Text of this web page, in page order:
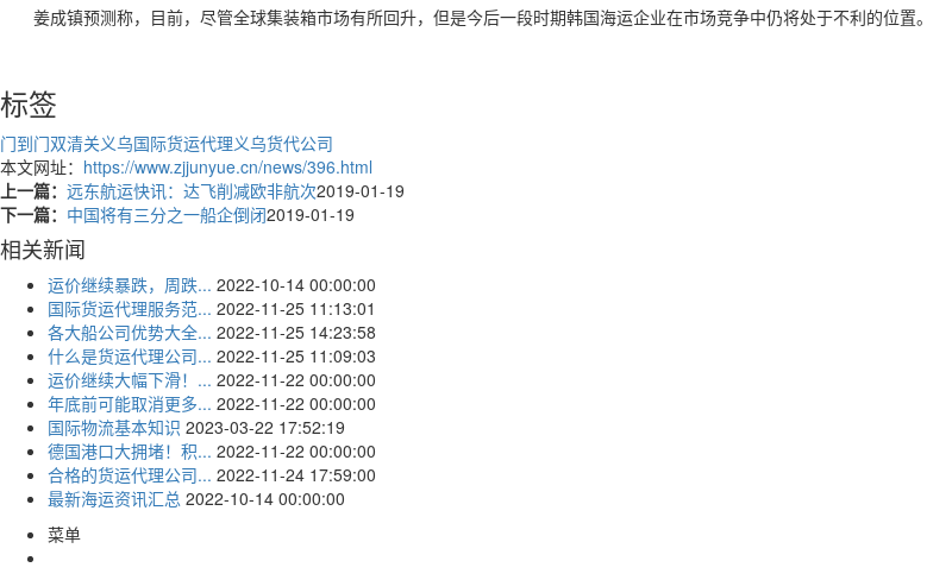
姜成镇预测称，目前，尽管全球集装箱市场有所回升，但是今后一段时期韩国海运企业在市场竞争中仍将处于不利的位置。
标签
门到门双清关义乌国际货运代理义乌货代公司
本文网址： https://www.zjjunyue.cn/news/396.html
上一篇： 远东航运快讯：达飞削减欧非航次2019-01-19
下一篇： 中国将有三分之一船企倒闭2019-01-19
相关新闻
运价继续暴跌，周跌... 2022-10-14 00:00:00
国际货运代理服务范... 2022-11-25 11:13:01
各大船公司优势大全... 2022-11-25 14:23:58
什么是货运代理公司... 2022-11-25 11:09:03
运价继续大幅下滑！... 2022-11-22 00:00:00
年底前可能取消更多... 2022-11-22 00:00:00
国际物流基本知识 2023-03-22 17:52:19
德国港口大拥堵！积... 2022-11-22 00:00:00
合格的货运代理公司... 2022-11-24 17:59:00
最新海运资讯汇总 2022-10-14 00:00:00
菜单